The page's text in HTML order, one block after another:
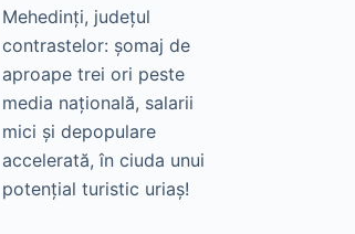
Mehedinți, județul
contrastelor: șomaj de
aproape trei ori peste
media națională, salarii
mici și depopulare
accelerată, în ciuda unui
potențial turistic uriaș!